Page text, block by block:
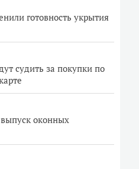
готовность укрытия
судить за покупки по
оконных